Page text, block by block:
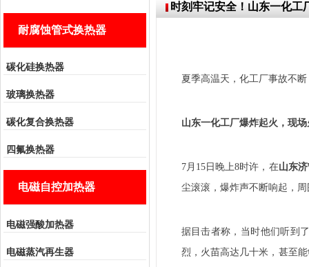
耐腐蚀管式换热器
碳化硅换热器
玻璃换热器
碳化复合换热器
四氟换热器
电磁自控加热器
电磁强酸加热器
电磁蒸汽再生器
时刻牢记安全！山东一化工
夏季高温天，化工厂事故不
山东一化工厂爆炸起火，现
7月15日晚上8时许，在山东
尘滚滚，爆炸声不断响起，
据目击者称，当时他们听到
烈，火苗高达几十米，甚至